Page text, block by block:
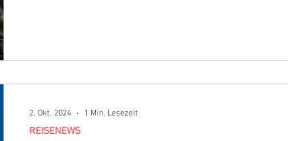
REISENEWS
2. Okt. 2024 1 Min. Lesezeit